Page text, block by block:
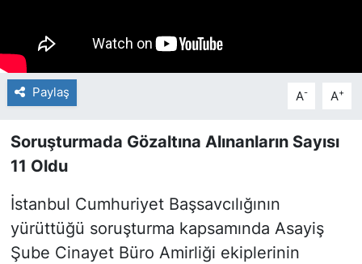
Paylaş A- A+
Soruşturmada Gözaltına Alınanların Sayısı
11 Oldu
İstanbul Cumhuriyet Başsavcılığının
yürüttüğü soruşturma kapsamında Asayiş
Şube Cinayet Büro Amirliği ekiplerinin